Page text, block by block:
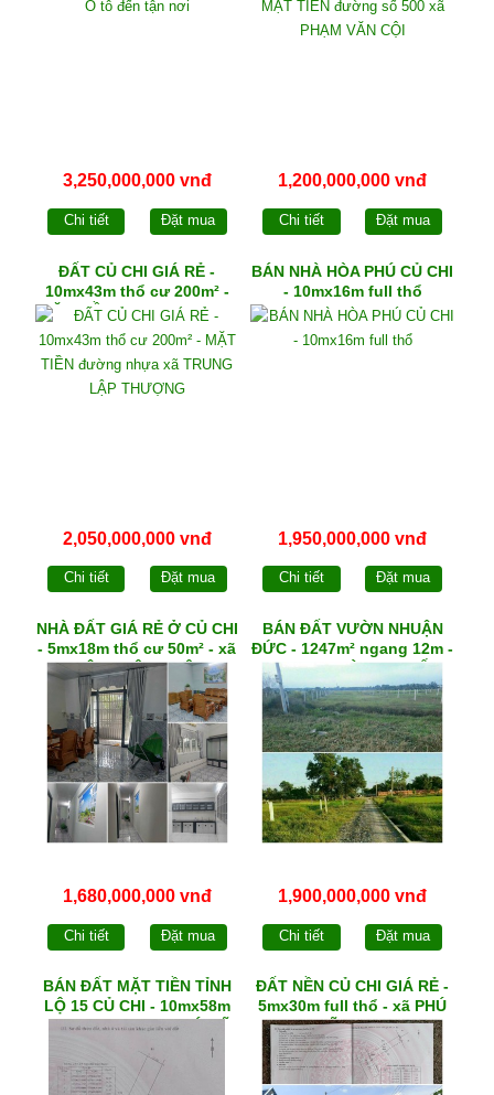
3,250,000,000 vnđ
Chi tiết Đặt mua
1,200,000,000 vnđ
Chi tiết Đặt mua
ĐẤT CỦ CHI GIÁ RẺ -
10mx43m thổ cư 200m² -
MẶT TIỀN đường nhựa xã
TRUNG LẬP THƯỢNG
2,050,000,000 vnđ
Chi tiết Đặt mua
BÁN NHÀ HÒA PHÚ CỦ CHI
- 10mx16m full thổ
1,950,000,000 vnđ
Chi tiết Đặt mua
NHÀ ĐẤT GIÁ RẺ Ở CỦ CHI
- 5mx18m thổ cư 50m² - xã
TÂN THÔNG HỘI
1,680,000,000 vnđ
Chi tiết Đặt mua
BÁN ĐẤT VƯỜN NHUẬN
ĐỨC - 1247m² ngang 12m -
HXH 1/ ĐOÀN THỊ MỐI
1,900,000,000 vnđ
Chi tiết Đặt mua
BÁN ĐẤT MẶT TIỀN TỈNH
LỘ 15 CỦ CHI - 10mx58m
thổ cư 22m² - xã PHÚ MỸ
HƯNG
ĐẤT NỀN CỦ CHI GIÁ RẺ -
5mx30m full thổ - xã PHÚ
MỸ HƯNG